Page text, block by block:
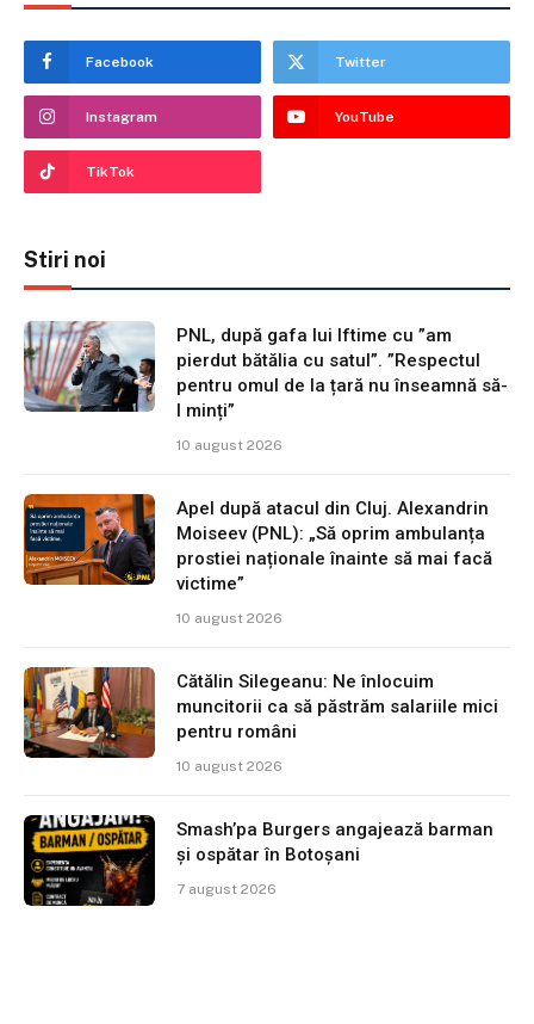
Facebook Twitter
Instagram YouTube
TikTok
Stiri noi
PNL, după gafa lui Iftime cu ”am
pierdut bătălia cu satul”. ”Respectul
pentru omul de la țară nu înseamnă să-
l minți”
10 august 2026
Apel după atacul din Cluj. Alexandrin
Moiseev (PNL): „Să oprim ambulanța
prostiei naționale înainte să mai facă
victime”
10 august 2026
Cătălin Silegeanu: Ne înlocuim
muncitorii ca să păstrăm salariile mici
pentru români
10 august 2026
Smash’pa Burgers angajează barman
și ospătar în Botoșani
7 august 2026